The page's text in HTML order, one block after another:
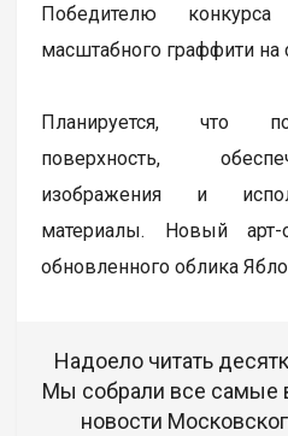
Победителю конкурса
масштабного граффити на
Планируется, что
поверхность,
изображения и
материалы. Новый арт-
обновленного облика
Надоело читать
Мы собрали все самые
новости